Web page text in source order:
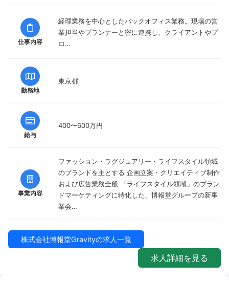
仕事内容
経理業務を中心としたバックオフィス業務。現場の営
業担当やプランナーと密に連携し、クライアントやプ
ロ…
勤務地
東京都
給与
400〜600万円
事業内容
ファッション・ラグジュアリー・ライフスタイル領域
のブランドを主とする 企画立案・クリエイティブ制作
および広告業務全般 「ライフスタイル領域」のブラン
ドマーケティングに特化した、博報堂グループの新事
業会…
株式会社博報堂Gravityの求人一覧
求人詳細を見る